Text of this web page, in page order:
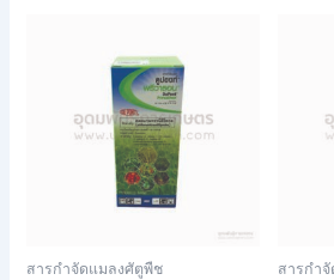
สารกำจัดแมลงศัตูพืช สารกำ